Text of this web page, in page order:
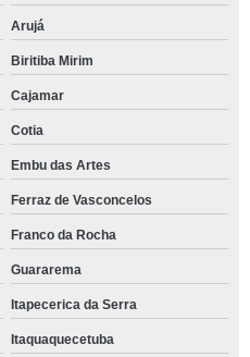
Arujá
Biritiba Mirim
Cajamar
Cotia
Embu das Artes
Ferraz de Vasconcelos
Franco da Rocha
Guararema
Itapecerica da Serra
Itaquaquecetuba